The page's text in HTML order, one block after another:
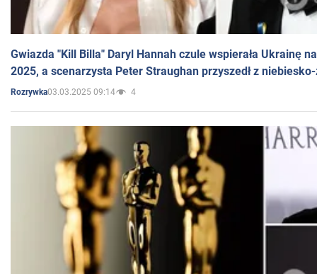
Gwiazda "Kill Billa" Daryl Hannah czule wspierała Ukrainę
2025, a scenarzysta Peter Straughan przyszedł z
Rozrywka03.03.2025 09:14 4